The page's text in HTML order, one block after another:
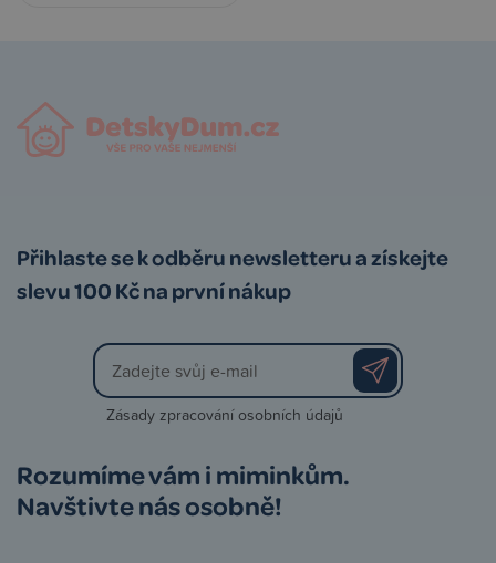
Přihlaste se k odběru newsletteru a získejte
slevu 100 Kč na první nákup
Zásady zpracování osobních údajů
Rozumíme vám i miminkům.
Navštivte nás osobně!